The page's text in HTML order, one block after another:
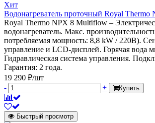
Хит
Водонагреватель проточный Royal
Royal Thermo NPX 8 Multiflow –
водонагреватель. Макс.
потребляемая мощность: 8,8 kW / 220В).
управление и LCD-дисплей. Горячая вода
Гидравлическая система управления.
Гарантия: 2 года.
19 290 ₽/шт
-
+ Купить
Быстрый просмотр